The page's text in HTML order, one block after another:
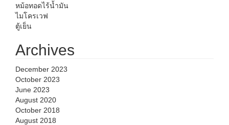
หม้อทอดไร้น้ำมัน
ไมโครเวฟ
ตู้เย็น
Archives
December 2023
October 2023
June 2023
August 2020
October 2018
August 2018